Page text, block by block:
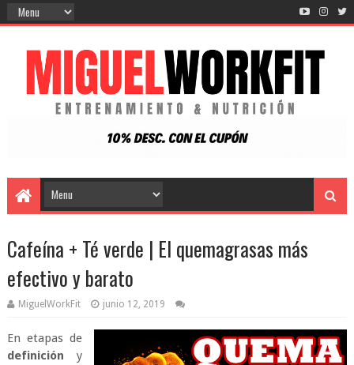
Cafeína + Té verde | El quemagrasas más
efectivo y barato
MiguelWorkFit junio 12, 2019
En etapas de
definición y